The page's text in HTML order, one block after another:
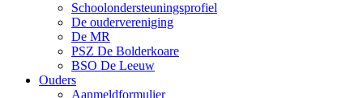
Schoolondersteuningsprofiel
De oudervereniging
De MR
PSZ De Bolderkoare
BSO De Leeuw
Ouders
Aanmeldformulier